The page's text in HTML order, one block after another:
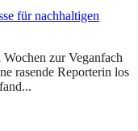
rasende Reporterin los